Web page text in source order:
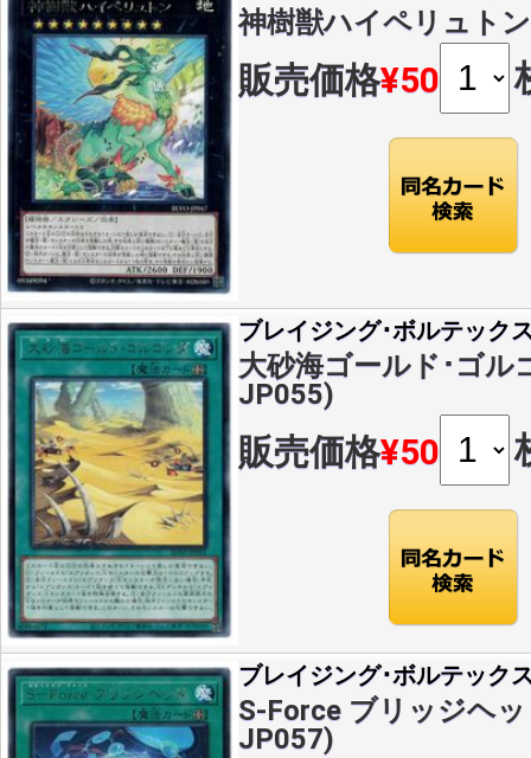
神樹獣ハイペリュト
販売価格¥50
ブレイジング･ボルテック
大砂海ゴールド･ゴル
JP055)
販売価格¥50
ブレイジング･ボルテック
S-Force ブリッジヘッ
JP057)